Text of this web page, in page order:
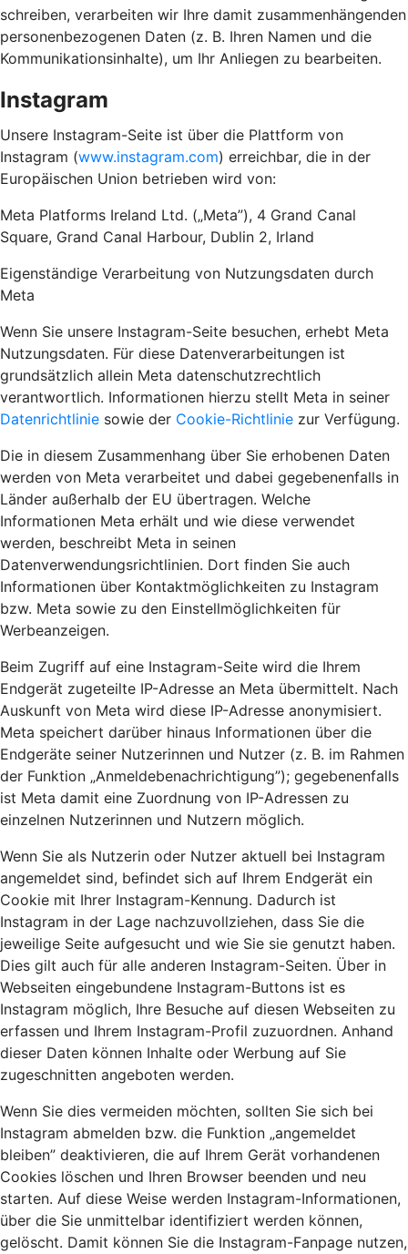
schreiben, verarbeiten wir Ihre damit zusammenhängenden
personenbezogenen Daten (z. B. Ihren Namen und die
Kommunikationsinhalte), um Ihr Anliegen zu bearbeiten.
Instagram
Unsere Instagram-Seite ist über die Plattform von
Instagram (www.instagram.com) erreichbar, die in der
Europäischen Union betrieben wird von:
Meta Platforms Ireland Ltd. („Meta”), 4 Grand Canal
Square, Grand Canal Harbour, Dublin 2, Irland
Eigenständige Verarbeitung von Nutzungsdaten durch
Meta
Wenn Sie unsere Instagram-Seite besuchen, erhebt Meta
Nutzungsdaten. Für diese Datenverarbeitungen ist
grundsätzlich allein Meta datenschutzrechtlich
verantwortlich. Informationen hierzu stellt Meta in seiner
Datenrichtlinie sowie der Cookie-Richtlinie zur Verfügung.
Die in diesem Zusammenhang über Sie erhobenen Daten
werden von Meta verarbeitet und dabei gegebenenfalls in
Länder außerhalb der EU übertragen. Welche
Informationen Meta erhält und wie diese verwendet
werden, beschreibt Meta in seinen
Datenverwendungsrichtlinien. Dort finden Sie auch
Informationen über Kontaktmöglichkeiten zu Instagram
bzw. Meta sowie zu den Einstellmöglichkeiten für
Werbeanzeigen.
Beim Zugriff auf eine Instagram-Seite wird die Ihrem
Endgerät zugeteilte IP-Adresse an Meta übermittelt. Nach
Auskunft von Meta wird diese IP-Adresse anonymisiert.
Meta speichert darüber hinaus Informationen über die
Endgeräte seiner Nutzerinnen und Nutzer (z. B. im Rahmen
der Funktion „Anmeldebenachrichtigung”); gegebenenfalls
ist Meta damit eine Zuordnung von IP-Adressen zu
einzelnen Nutzerinnen und Nutzern möglich.
Wenn Sie als Nutzerin oder Nutzer aktuell bei Instagram
angemeldet sind, befindet sich auf Ihrem Endgerät ein
Cookie mit Ihrer Instagram-Kennung. Dadurch ist
Instagram in der Lage nachzuvollziehen, dass Sie die
jeweilige Seite aufgesucht und wie Sie sie genutzt haben.
Dies gilt auch für alle anderen Instagram-Seiten. Über in
Webseiten eingebundene Instagram-Buttons ist es
Instagram möglich, Ihre Besuche auf diesen Webseiten zu
erfassen und Ihrem Instagram-Profil zuzuordnen. Anhand
dieser Daten können Inhalte oder Werbung auf Sie
zugeschnitten angeboten werden.
Wenn Sie dies vermeiden möchten, sollten Sie sich bei
Instagram abmelden bzw. die Funktion „angemeldet
bleiben” deaktivieren, die auf Ihrem Gerät vorhandenen
Cookies löschen und Ihren Browser beenden und neu
starten. Auf diese Weise werden Instagram-Informationen,
über die Sie unmittelbar identifiziert werden können,
gelöscht. Damit können Sie die Instagram-Fanpage nutzen,